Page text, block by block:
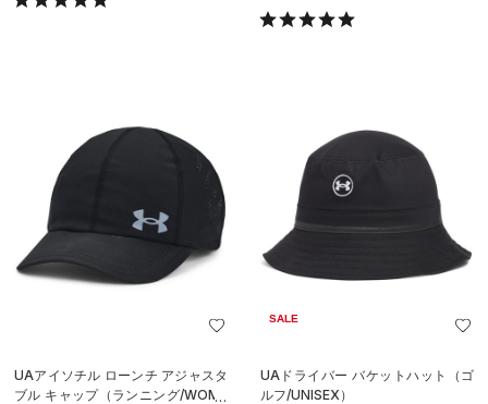
UAアイソチル ローンチ アジャスタ
ブル キャップ（ランニング/WOME
SALE
UAドライバー バケットハット（ゴ
ルフ/UNISEX）